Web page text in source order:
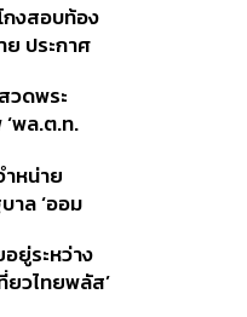
วามมั่นคง
กงสอบท้อง
ย ประกาศ
. ขีดเส้นแล้ว
วดพระ
พล.ต.ท.
ปี แกนนำ
ลหลาก
หน่าย
าล ‘ออม
สัดส่วนการ
Lot First
อยู่ระหว่าง
ยวไทยพลัส’